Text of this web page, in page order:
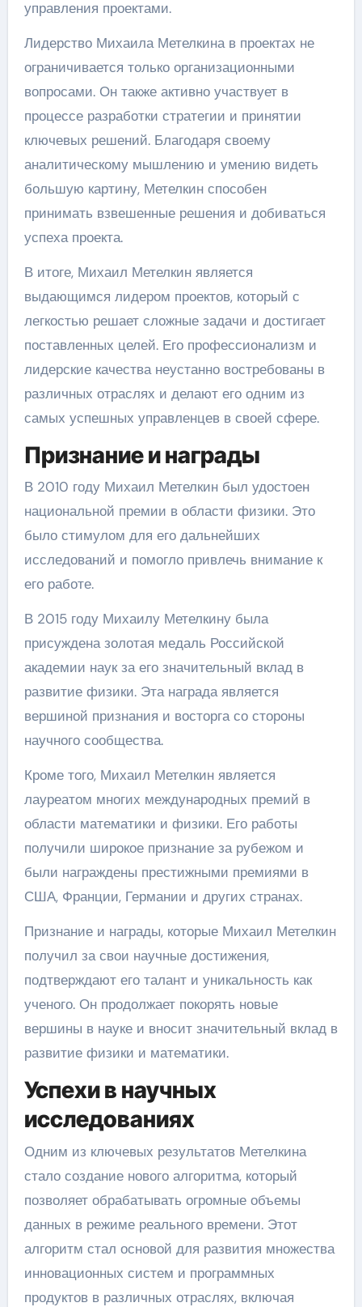
управления проектами.
Лидерство Михаила Метелкина в проектах не
ограничивается только организационными
вопросами. Он также активно участвует в
процессе разработки стратегии и принятии
ключевых решений. Благодаря своему
аналитическому мышлению и умению видеть
большую картину, Метелкин способен
принимать взвешенные решения и добиваться
успеха проекта.
В итоге, Михаил Метелкин является
выдающимся лидером проектов, который с
легкостью решает сложные задачи и достигает
поставленных целей. Его профессионализм и
лидерские качества неустанно востребованы в
различных отраслях и делают его одним из
самых успешных управленцев в своей сфере.
Признание и награды
В 2010 году Михаил Метелкин был удостоен
национальной премии в области физики. Это
было стимулом для его дальнейших
исследований и помогло привлечь внимание к
его работе.
В 2015 году Михаилу Метелкину была
присуждена золотая медаль Российской
академии наук за его значительный вклад в
развитие физики. Эта награда является
вершиной признания и восторга со стороны
научного сообщества.
Кроме того, Михаил Метелкин является
лауреатом многих международных премий в
области математики и физики. Его работы
получили широкое признание за рубежом и
были награждены престижными премиями в
США, Франции, Германии и других странах.
Признание и награды, которые Михаил Метелкин
получил за свои научные достижения,
подтверждают его талант и уникальность как
ученого. Он продолжает покорять новые
вершины в науке и вносит значительный вклад в
развитие физики и математики.
Успехи в научных
исследованиях
Одним из ключевых результатов Метелкина
стало создание нового алгоритма, который
позволяет обрабатывать огромные объемы
данных в режиме реального времени. Этот
алгоритм стал основой для развития множества
инновационных систем и программных
продуктов в различных отраслях, включая